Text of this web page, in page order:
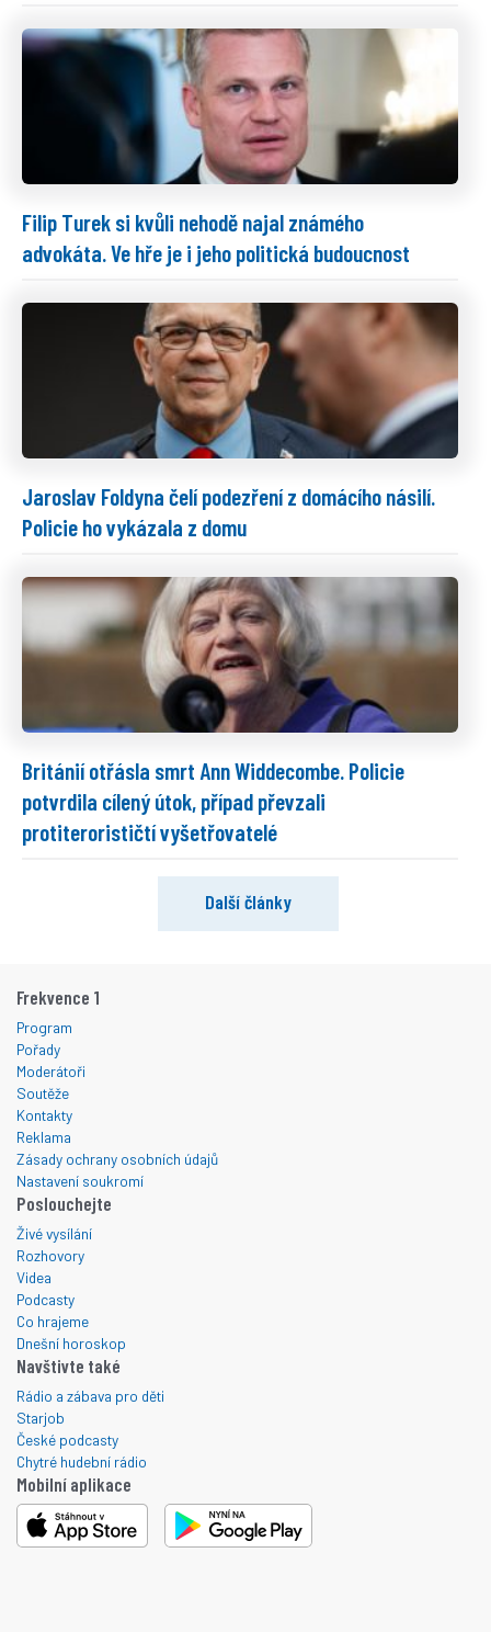
Filip Turek si kvůli nehodě najal známého
advokáta. Ve hře je i jeho politická budoucnost
Jaroslav Foldyna čelí podezření z domácího násilí.
Policie ho vykázala z domu
Británií otřásla smrt Ann Widdecombe. Policie
potvrdila cílený útok, případ převzali
protiterorističtí vyšetřovatelé
Další články
Frekvence 1
Program
Pořady
Moderátoři
Soutěže
Kontakty
Reklama
Zásady ochrany osobních údajů
Nastavení soukromí
Poslouchejte
Živé vysílání
Rozhovory
Videa
Podcasty
Co hrajeme
Dnešní horoskop
Navštivte také
Rádio a zábava pro děti
Starjob
České podcasty
Chytré hudební rádio
Mobilní aplikace